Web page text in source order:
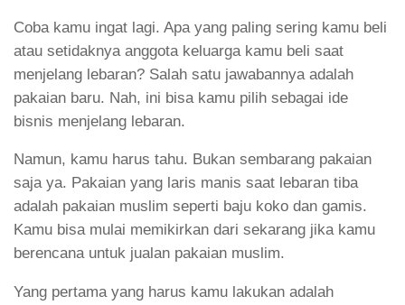
Coba kamu ingat lagi. Apa yang paling sering kamu beli
atau setidaknya anggota keluarga kamu beli saat
menjelang lebaran? Salah satu jawabannya adalah
pakaian baru. Nah, ini bisa kamu pilih sebagai ide
bisnis menjelang lebaran.
Namun, kamu harus tahu. Bukan sembarang pakaian
saja ya. Pakaian yang laris manis saat lebaran tiba
adalah pakaian muslim seperti baju koko dan gamis.
Kamu bisa mulai memikirkan dari sekarang jika kamu
berencana untuk jualan pakaian muslim.
Yang pertama yang harus kamu lakukan adalah